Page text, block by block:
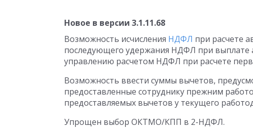
Новое в версии 3.1.11.68
Возможность исчисления НДФЛ при расчете
последующего удержания НДФЛ при выплате
управлению расчетом НДФЛ при расчете
Возможность ввести суммы вычетов,
предоставленные сотруднику прежним
предоставляемых вычетов у текущего
Упрощен выбор ОКТМО/КПП в 2-НДФЛ.